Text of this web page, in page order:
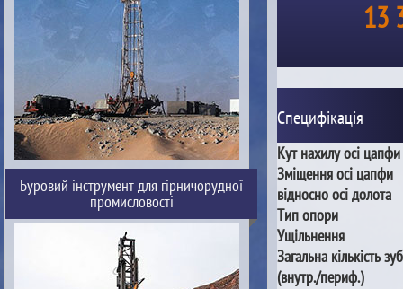
Буровий інструмент для гірничорудної
промисловості
13
Специфікація
Кут нахилу осі цапфи
Зміщення осі цапфи
відносно осі долота
Тип опори
Ущільнення
Загальна кількість
(внутр./периф.)